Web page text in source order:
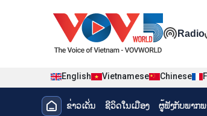
ĐaRadio
English Vietnamese Chinese
Menu trang chủ tiếng
ຂ່າວເດັ່ນ ຊີ​ວິດ​ໃນ​ເມືອງ ຜູ້​ຟັງ​ກັບ​ພາກ​